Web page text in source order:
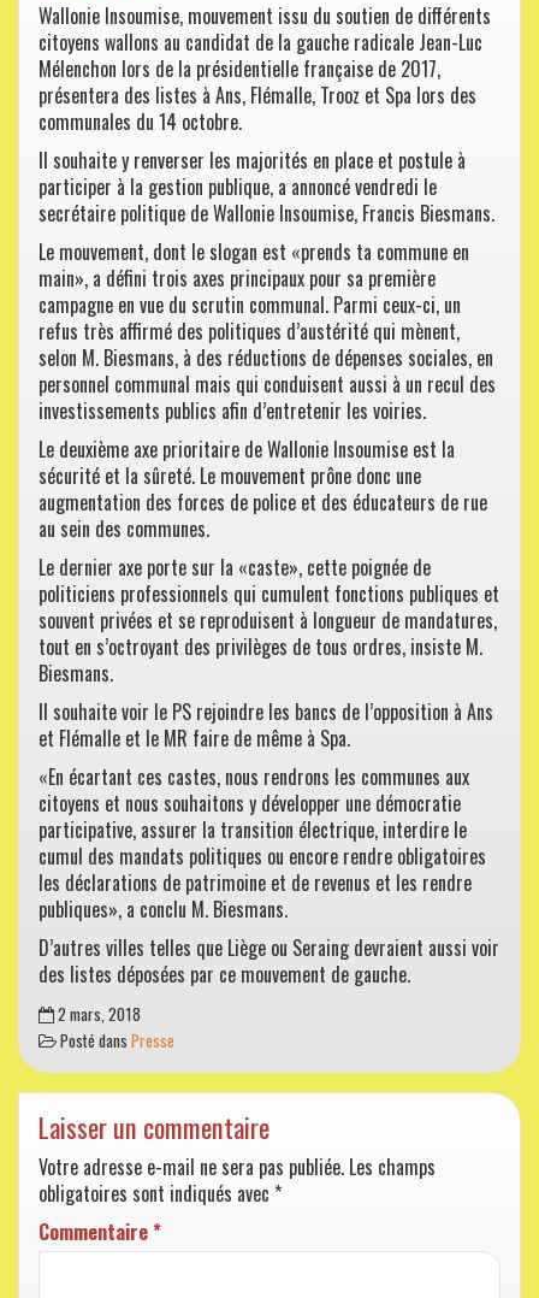
Wallonie Insoumise, mouvement issu du soutien de différents
citoyens wallons au candidat de la gauche radicale Jean-Luc
Mélenchon lors de la présidentielle française de 2017,
présentera des listes à Ans, Flémalle, Trooz et Spa lors des
communales du 14 octobre.
Il souhaite y renverser les majorités en place et postule à
participer à la gestion publique, a annoncé vendredi le
secrétaire politique de Wallonie Insoumise, Francis Biesmans.
Le mouvement, dont le slogan est «prends ta commune en
main», a défini trois axes principaux pour sa première
campagne en vue du scrutin communal. Parmi ceux-ci, un
refus très affirmé des politiques d’austérité qui mènent,
selon M. Biesmans, à des réductions de dépenses sociales, en
personnel communal mais qui conduisent aussi à un recul des
investissements publics afin d’entretenir les voiries.
Le deuxième axe prioritaire de Wallonie Insoumise est la
sécurité et la sûreté. Le mouvement prône donc une
augmentation des forces de police et des éducateurs de rue
au sein des communes.
Le dernier axe porte sur la «caste», cette poignée de
politiciens professionnels qui cumulent fonctions publiques et
souvent privées et se reproduisent à longueur de mandatures,
tout en s’octroyant des privilèges de tous ordres, insiste M.
Biesmans.
Il souhaite voir le PS rejoindre les bancs de l’opposition à Ans
et Flémalle et le MR faire de même à Spa.
«En écartant ces castes, nous rendrons les communes aux
citoyens et nous souhaitons y développer une démocratie
participative, assurer la transition électrique, interdire le
cumul des mandats politiques ou encore rendre obligatoires
les déclarations de patrimoine et de revenus et les rendre
publiques», a conclu M. Biesmans.
D’autres villes telles que Liège ou Seraing devraient aussi voir
des listes déposées par ce mouvement de gauche.
2 mars, 2018
Posté dans Presse
Laisser un commentaire
Votre adresse e-mail ne sera pas publiée. Les champs
obligatoires sont indiqués avec *
Commentaire*